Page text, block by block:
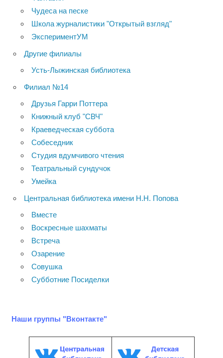
Чудеса на песке
Школа журналистики "Открытый взгляд"
ЭкспериментУМ
Другие филиалы
Усть-Лыжинская библиотека
Филиал №14
Друзья Гарри Поттера
Книжный клуб "СВЧ"
Краеведческая суббота
Собеседник
Студия вдумчивого чтения
Театральный сундучок
Умейка
Центральная библиотека имени Н.Н. Попова
Вместе
Воскресные шахматы
Встреча
Озарение
Совушка
Субботние Посиделки
Наши группы "Вконтакте"